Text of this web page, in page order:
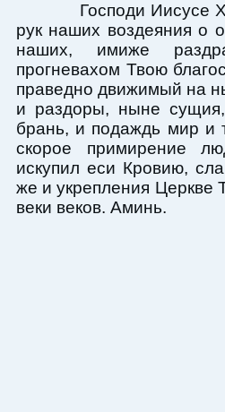
Господи Иисусе
рук наших воздеяния о
наших, имиже
прогневахом Твою
праведно движимый на
и раздоры, ныне
брань, и подаждь мир и
скорое примирение
искупил еси Кровию,
же и укрепления Церкве
веки веков. Аминь.